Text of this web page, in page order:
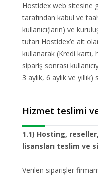
Hostidex web sitesine
tarafından kabul ve
kullanıcı(ların) ve
tutarı Hostidex’e ait
kullanarak (Kredi kartı,
sipariş sonrası
3 aylık, 6 aylık ve
Hizmet teslimi
1.1) Hosting,
lisansları teslim ve
Verilen siparişler